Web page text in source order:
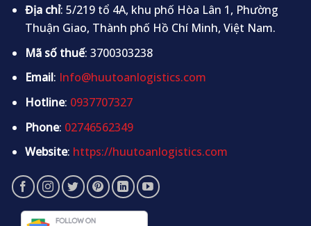
Địa chỉ: 5/219 tổ 4A, khu phố Hòa Lân 1, Phường
Thuận Giao, Thành phố Hồ Chí Minh, Việt Nam.
Mã số thuế: 3700303238
Email: Info@huutoanlogistics.com
Hotline: 0937707327
Phone: 02746562349
Website: https://huutoanlogistics.com